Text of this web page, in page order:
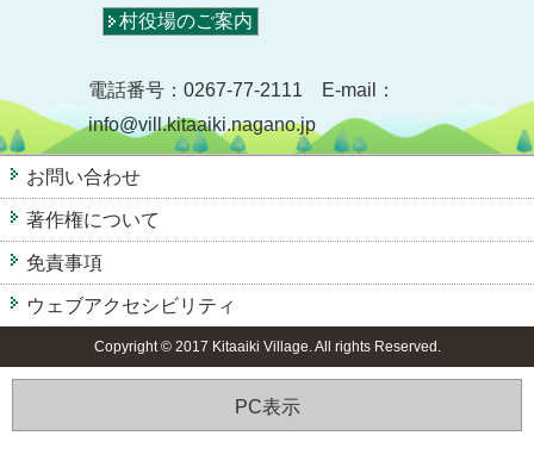
村役場のご案内
電話番号：0267-77-2111 E-mail：
info@vill.kitaaiki.nagano.jp
お問い合わせ
著作権について
免責事項
ウェブアクセシビリティ
Copyright © 2017 Kitaaiki Village. All rights Reserved.
PC表示